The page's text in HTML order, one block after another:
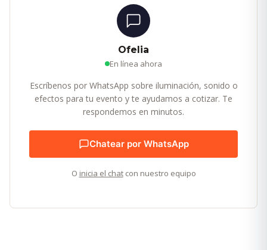
Ofelia
En línea ahora
Escríbenos por WhatsApp sobre iluminación, sonido o
efectos para tu evento y te ayudamos a cotizar. Te
respondemos en minutos.
Chatear por WhatsApp
O inicia el chatcon nuestro equipo